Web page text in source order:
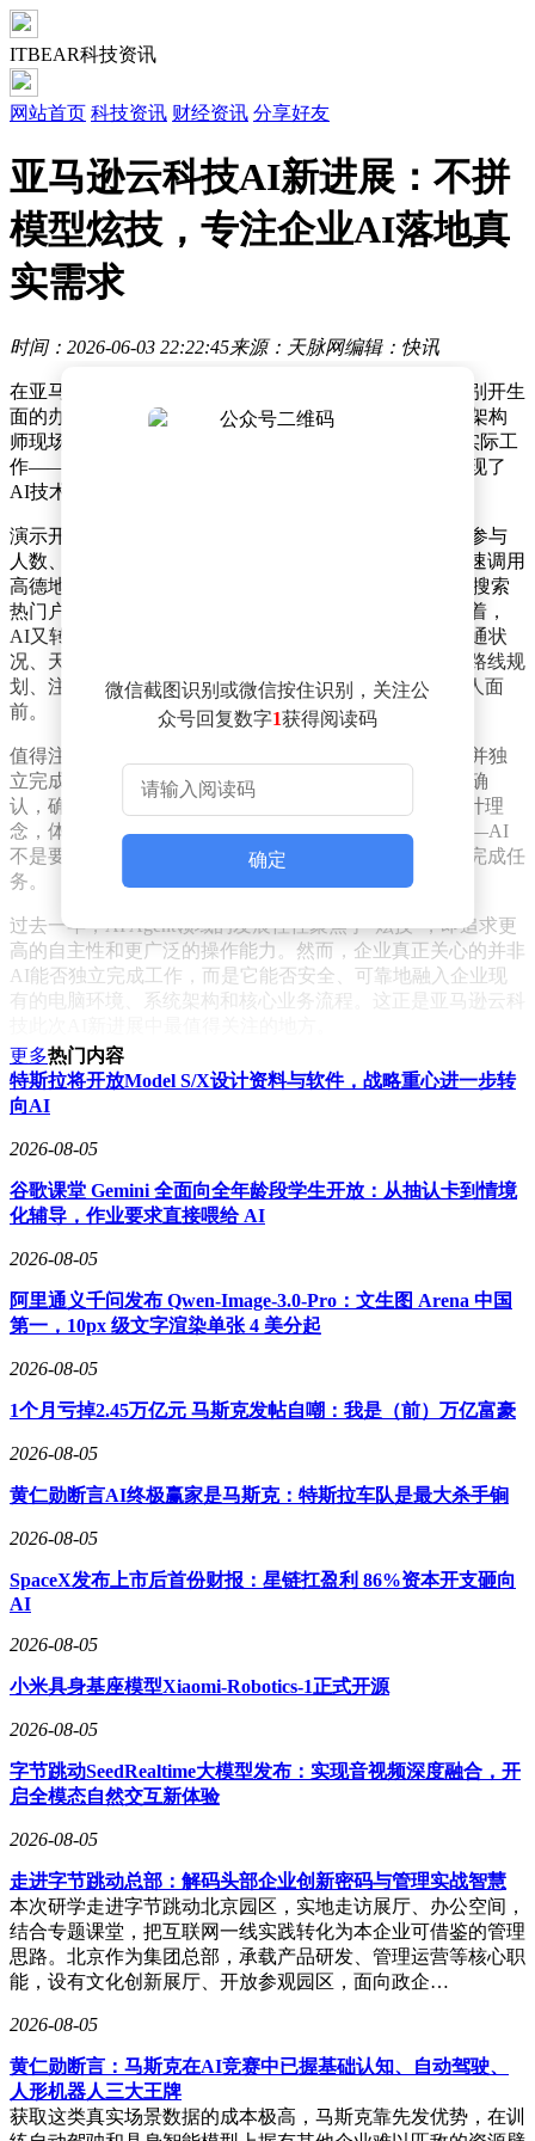
ITBEAR科技资讯
网站首页 科技资讯 财经资讯 分享好友
亚马逊云科技AI新进展：不拼
模型炫技，专注企业AI落地真
实需求
时间：2026-06-03 22:22:45来源：天脉网编辑：快讯
在亚马逊云科技北京办公室的一场媒体沟通会上，一场别开生
面的办公任务演示吸引了众多目光。生成式AI解决方案架构
师现场展示了如何利用Amazon Quick Desktop完成一项实际工
作——为部门团建设计一套完整方案。这一过程不仅展现了
AI技术的实用性，更揭示了企业级AI应用的新方向。
演示开始后，AI系统首先询问了团建的基本信息，包括参与
人数、预算范围、出发城市以及活动偏好。随后，它迅速调用
高德地图规划路线，打开本地Chrome浏览器在小红书上搜索
热门户外团建项目，并截取相关图片和用户评价。紧接着，
AI又转向大众点评，筛选合适的餐厅，同时综合考虑交通状
况、天气预报和时间安排。最终，一份包含详细预算、路线规
划、注意事项以及图片资料的HTML团建方案呈现在众人面
前。
值得注意的是，这场演示并未展示AI完全自主接管电脑并独
立完成任务的场景。相反，AI在关键步骤中会主动询问确
认，确保每一步都符合用户需求。这种“人在回路”的设计理
念，体现了亚马逊云科技对企业级AI应用的深刻理解——AI
不是要取代人类，而是要成为可靠的助手，与人类共同完成任
务。
过去一年，AI Agent领域的发展往往聚焦于“炫技”，即追求更
高的自主性和更广泛的操作能力。然而，企业真正关心的并非
AI能否独立完成工作，而是它能否安全、可靠地融入企业现
有的电脑环境、系统架构和核心业务流程。这正是亚马逊云科
从Amazon Quick Desktop到与OpenAI的深化合作，再到全新升
级的Amazon Connect，亚马逊云科技的每一步都紧贴企业实际
需求。Amazon Quick Desktop作为一款统一、跨生态的工作助
手Agent，直接驻留在用户本地桌面，通过开放的MCP协议连
信息搜集，又能生成各类办公文件，甚至在需要开发能力时，
还能直接调用开发者工具Kiro，让代码Agent在后台处理相关
与一些“龙虾式”Agent不同，Amazon Quick Desktop更注重与企
业内部系统的兼容性和安全性。它能够接入企业内部系统，继
承原有权限，留下操作记录，支持审计追踪，确保不会将员工
的主力电脑变成安全盲区。这种设计理念在企业AI进入深水
性。过去几年，亚马逊云科技与Anthropic的合作深入而广泛。
截至目前，已有超过10万家客户在Amazon Bedrock上运行
Claude模型。而近期与OpenAI的深化合作，更是为企业客户
提供了更多选择。企业客户不再需要在云厂商、模型厂商、开
里付费，在既有权限体系里管理，在既有采购流程里使用，直
接调用最强模型。
亚马逊云科技解决方案架构总经理陈晓建明确表示：“亚马逊
云科技始终坚持给予客户最领先的模型选择权。不管是
不会是最后一个。”这一表态彰显了亚马逊云科技成为企业调
除了模型合作和桌面助手外，亚马逊云科技还在Agent化应用
目。它不再局限于智能客服或联络中心产品，而是扩展为四个
垂直解决方案：Customer、Decisions、Talent、Health。这些解
决方案将亚马逊集团过去30年在电商、库存、履约、需求预测
和供应链异常处理中的经验以Agent形式交付给外部客户。
其中，Amazon Connect Decisions面向供应链规划领域，结合
了亚马逊30年的运营科学和25个以上专业供应链工具，以及
AI队友的协同工作能力。它能够将供应链拆分为需求预测、
Agent，共同完成复杂的供应链规划任务。而Amazon Connect
Talent则针对大规模招聘场景，利用AI提高初筛、追问、转
录、评分和候选人比较的效率，为HR部门提供有力支持。
微信截图识别或微信按住识别，关注公
众号回复数字1获得阅读码
确定
更多热门内容
特斯拉将开放Model S/X设计资料与软件，战略重心进一步转
向AI
2026-08-05
谷歌课堂 Gemini 全面向全年龄段学生开放：从抽认卡到情境
化辅导，作业要求直接喂给 AI
2026-08-05
阿里通义千问发布 Qwen-Image-3.0-Pro：文生图 Arena 中国
第一，10px 级文字渲染单张 4 美分起
2026-08-05
1个月亏掉2.45万亿元 马斯克发帖自嘲：我是（前）万亿富豪
2026-08-05
黄仁勋断言AI终极赢家是马斯克：特斯拉车队是最大杀手锏
2026-08-05
SpaceX发布上市后首份财报：星链扛盈利 86%资本开支砸向
AI
2026-08-05
小米具身基座模型Xiaomi-Robotics-1正式开源
2026-08-05
字节跳动SeedRealtime大模型发布：实现音视频深度融合，开
启全模态自然交互新体验
2026-08-05
走进字节跳动总部：解码头部企业创新密码与管理实战智慧
本次研学走进字节跳动北京园区，实地走访展厅、办公空间，
结合专题课堂，把互联网一线实践转化为本企业可借鉴的管理
思路。北京作为集团总部，承载产品研发、管理运营等核心职
能，设有文化创新展厅、开放参观园区，面向政企…
2026-08-05
黄仁勋断言：马斯克在AI竞赛中已握基础认知、自动驾驶、
人形机器人三大王牌
获取这类真实场景数据的成本极高，马斯克靠先发优势，在训